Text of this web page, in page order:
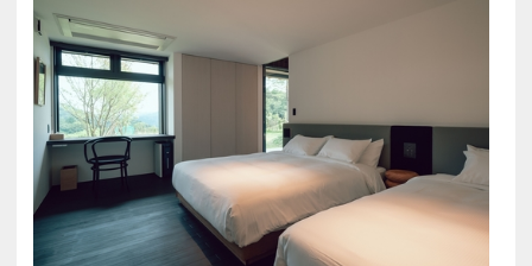
満席の場合、ご案内致しかねます、予めご了承くだ
さいませ。
《注意点》
■お部屋の定員について■
当ホテルではベッドを使用されるお客様の最大定員
を定めております。
幼児（食事・寝具なし）のお子様は、ソファーベッ